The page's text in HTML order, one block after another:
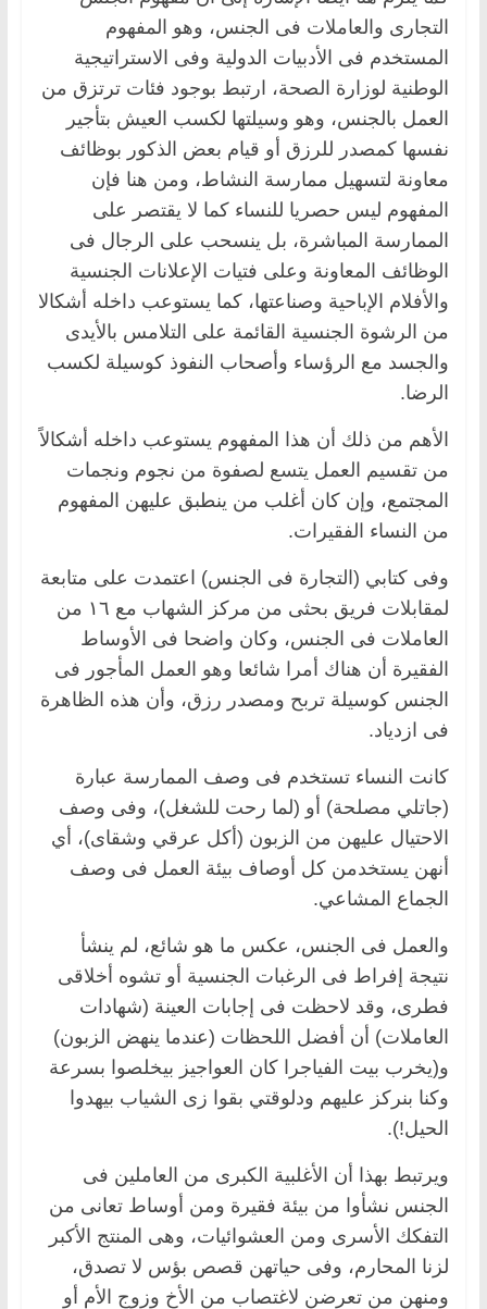
التجارى والعاملات فى الجنس، وهو المفهوم
المستخدم فى الأدبيات الدولية وفى الاستراتيجية
الوطنية لوزارة الصحة، ارتبط بوجود فئات ترتزق من
العمل بالجنس، وهو وسيلتها لكسب العيش بتأجير
نفسها كمصدر للرزق أو قيام بعض الذكور بوظائف
معاونة لتسهيل ممارسة النشاط، ومن هنا فإن
المفهوم ليس حصريا للنساء كما لا يقتصر على
الممارسة المباشرة، بل ينسحب على الرجال فى
الوظائف المعاونة وعلى فتيات الإعلانات الجنسية
والأفلام الإباحية وصناعتها، كما يستوعب داخله أشكالا
من الرشوة الجنسية القائمة على التلامس بالأيدى
والجسد مع الرؤساء وأصحاب النفوذ كوسيلة لكسب
الرضا.
الأهم من ذلك أن هذا المفهوم يستوعب داخله أشكالاً
من تقسيم العمل يتسع لصفوة من نجوم ونجمات
المجتمع، وإن كان أغلب من ينطبق عليهن المفهوم
من النساء الفقيرات.
وفى كتابي (التجارة فى الجنس) اعتمدت على متابعة
لمقابلات فريق بحثى من مركز الشهاب مع ١٦ من
العاملات فى الجنس، وكان واضحا فى الأوساط
الفقيرة أن هناك أمرا شائعا وهو العمل المأجور فى
الجنس كوسيلة تربح ومصدر رزق، وأن هذه الظاهرة
فى ازدياد.
كانت النساء تستخدم فى وصف الممارسة عبارة
(جاتلي مصلحة) أو (لما رحت للشغل)، وفى وصف
الاحتيال عليهن من الزبون (أكل عرقي وشقاى)، أي
أنهن يستخدمن كل أوصاف بيئة العمل فى وصف
الجماع المشاعي.
والعمل فى الجنس، عكس ما هو شائع، لم ينشأ
نتيجة إفراط فى الرغبات الجنسية أو تشوه أخلاقى
فطرى، وقد لاحظت فى إجابات العينة (شهادات
العاملات) أن أفضل اللحظات (عندما ينهض الزبون)
و(يخرب بيت الفياجرا كان العواجيز بيخلصوا بسرعة
وكنا بنركز عليهم ودلوقتي بقوا زى الشياب بيهدوا
الحيل!).
ويرتبط بهذا أن الأغلبية الكبرى من العاملين فى
الجنس نشأوا من بيئة فقيرة ومن أوساط تعانى من
التفكك الأسرى ومن العشوائيات، وهى المنتج الأكبر
لزنا المحارم، وفى حياتهن قصص بؤس لا تصدق،
ومنهن من تعرضن لاغتصاب من الأخ وزوج الأم أو